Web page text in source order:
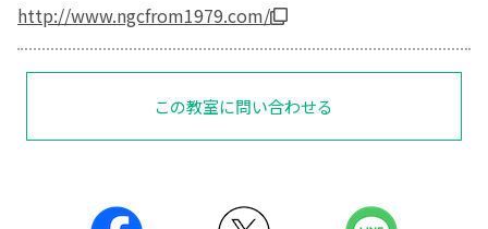
http://www.ngcfrom1979.com/
この教室に問い合わせる